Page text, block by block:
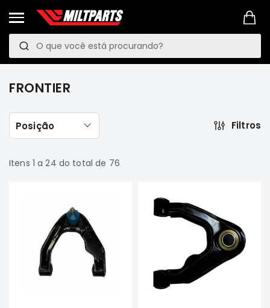
e
s
u
i
s
Pesquisa
LINKS
PREVENTIVA
VEÍCULOS
Pajero
Correias
FRONTIER
Itens 1 a24 do total de 76
Posição Filtros